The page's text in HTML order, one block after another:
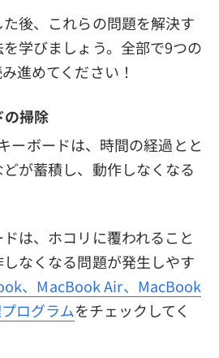
後、これらの問題を解決す
学びましょう。全部で9つの
進めてください！
の掃除
ーボードは、時間の経過とと
が蓄積し、動作しなくなる
は、ホコリに覆われること
なくなる問題が発生しやす
、MacBook Air、MacBook
ログラムをチェックしてく